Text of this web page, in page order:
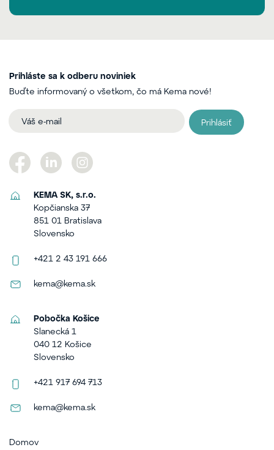
Prihláste sa k odberu noviniek
Buďte informovaný o všetkom, čo má Kema nové!
Prihlásiť
KEMA SK, s.r.o.
Kopčianska 37
851 01 Bratislava
Slovensko
+421 2 43 191 666
kema@kema.sk
Pobočka Košice
Slanecká 1
040 12 Košice
Slovensko
+421 917 694 713
kema@kema.sk
Domov